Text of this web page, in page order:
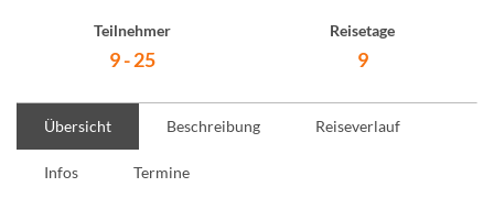
Teilnehmer
9 - 25
Reisetage
9
Übersicht Beschreibung Reiseverlauf
Infos Termine